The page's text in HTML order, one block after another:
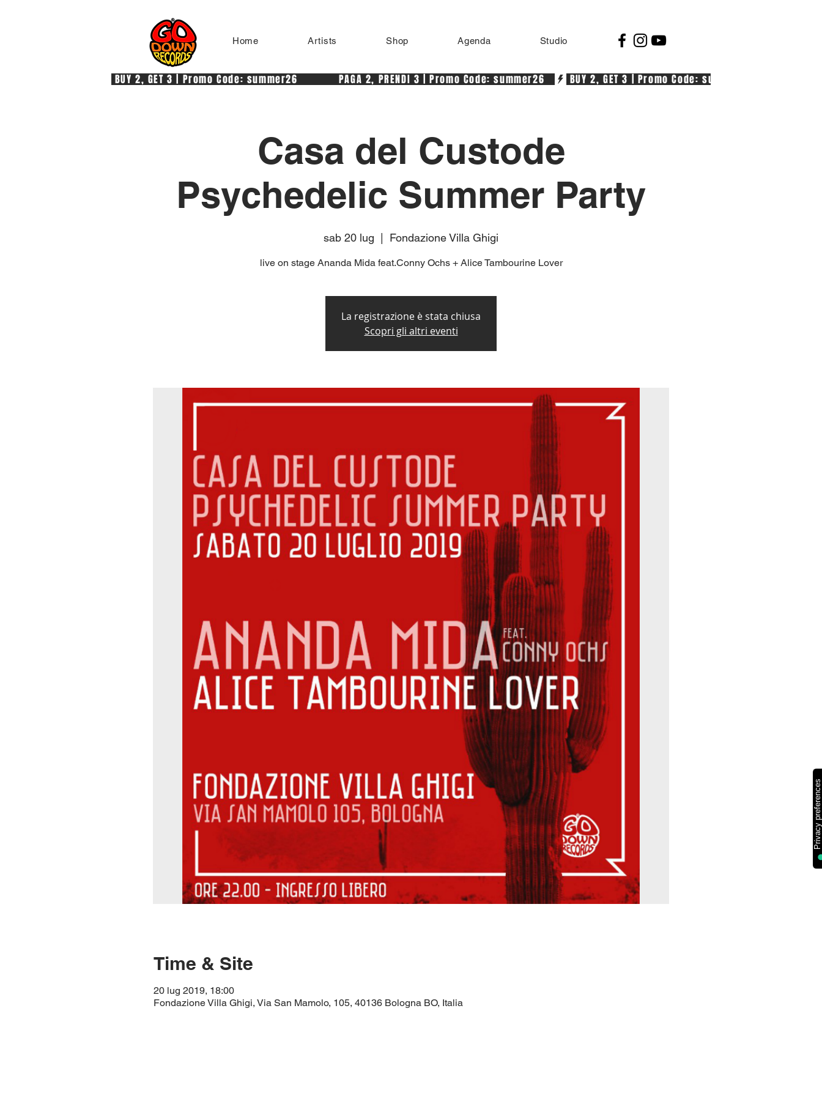
Home Artists Shop Agenda Studio
BUY 2, GET 3 | Promo Code: summer26            PAGA 2, PRENDI 3 | Promo Code: summer26
Casa del Custode
Psychedelic Summer Party
sab 20 lug Fondazione Villa Ghigi
live on stage Ananda Mida feat.Conny Ochs + Alice Tambourine Lover
La registrazione è stata chiusa
Scopri gli altri eventi
Time & Site
20 lug 2019, 18:00
Fondazione Villa Ghigi, Via San Mamolo, 105, 40136 Bologna BO, Italia